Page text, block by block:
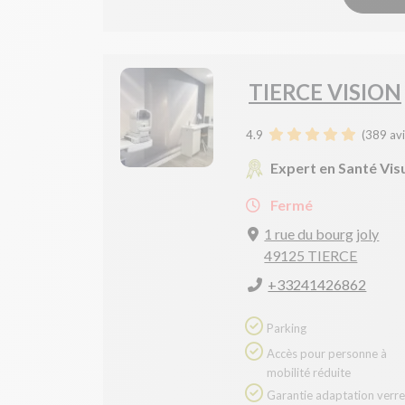
TIERCE VISION
4.9 (389
Expert en Santé
Fermé
1 rue du bourg joly
49125 TIERCE
+33241426862
Parking
mobilité réduite